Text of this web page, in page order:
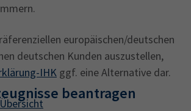
europäischen/deutschen
deutschen Kunden auszustellen,
IHK ggf. eine Alternative dar.
beantragen